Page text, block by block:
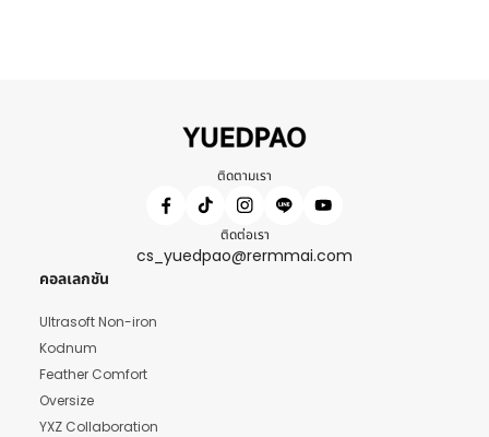
ติดตามเรา
ติดต่อเรา
cs_yuedpao@rermmai.com
คอลเลกชัน
Ultrasoft Non-iron
Kodnum
Feather Comfort
Oversize
YXZ Collaboration